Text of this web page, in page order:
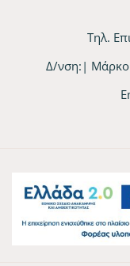
Τηλ.
Δ/νση:|